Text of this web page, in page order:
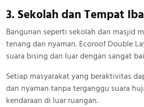
3. Sekolah dan Tempat
Bangunan seperti sekolah dan masjid
tenang dan nyaman. Ecoroof Double
suara bising dari luar dengan sangat
Setiap masyarakat yang beraktivitas
dan nyaman tanpa terganggu suara
kendaraan di luar ruangan.